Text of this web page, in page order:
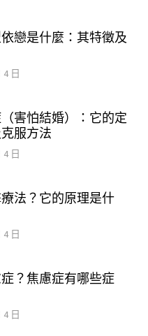
戀是什麼：其特徵及
4 日
害怕結婚）：它的定
服方法
4 日
法？它的原理是什
4 日
？焦慮症有哪些症
4 日